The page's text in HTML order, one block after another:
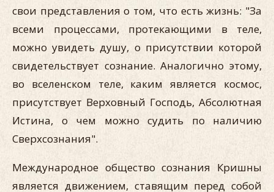
свои представления о том, что есть жизнь: "За
всеми процессами, протекающими в теле,
можно увидеть душу, о присутствии которой
свидетельствует сознание. Аналогично этому,
во вселенском теле, каким является космос,
присутствует Верховный Господь, Абсолютная
Истина, о чем можно судить по наличию
Сверхсознания".
Международное общество сознания Кришны
является движением, ставящим перед собой